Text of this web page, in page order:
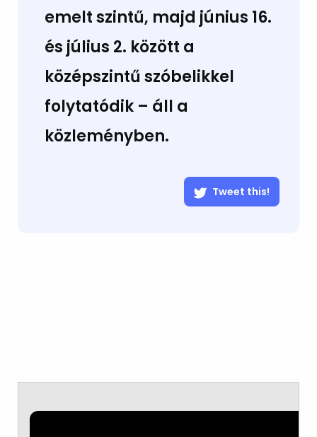
emelt szintű, majd június 16.
és július 2. között a
középszintű szóbelikkel
folytatódik – áll a
közleményben.
Tweet this!